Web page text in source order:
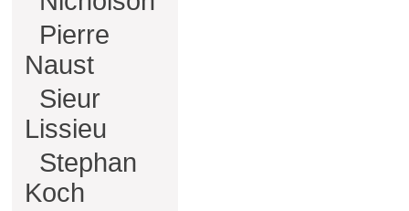
Pierre
Naust
Sieur
Lissieu
Stephan
Koch